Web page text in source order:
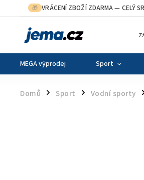
🎁 VRÁCENÍ ZBOŽÍ ZDARMA— CELÝ
MEGA výprodej Sport
Domů / Sport / Vodní sporty /